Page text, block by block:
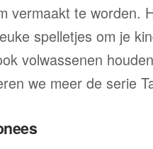
vermaakt te worden.
spelletjes om je
volwassenen
we meer de serie